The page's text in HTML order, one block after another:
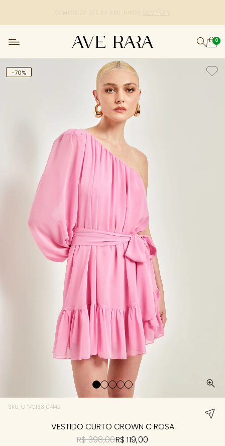
0
-70%
SKU: OPVC133104142
VESTIDO CURTO CROWN C ROSA
R$ 398,00R$ 119,00